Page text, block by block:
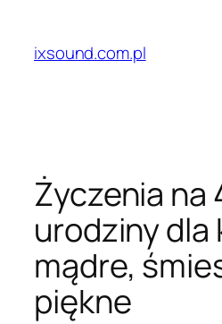
treściixsound.com.pl
Życzenia na
urodziny dla
mądre,
piękne